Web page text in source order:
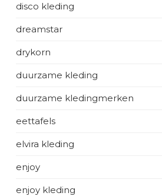
disco kleding
dreamstar
drykorn
duurzame kleding
duurzame kledingmerken
eettafels
elvira kleding
enjoy
enjoy kleding